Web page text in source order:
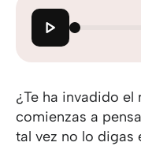
¿Te ha invadido el
comienzas a
tal vez no lo digas